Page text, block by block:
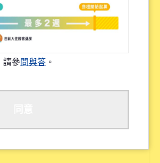
互動程度
請參問與答 。